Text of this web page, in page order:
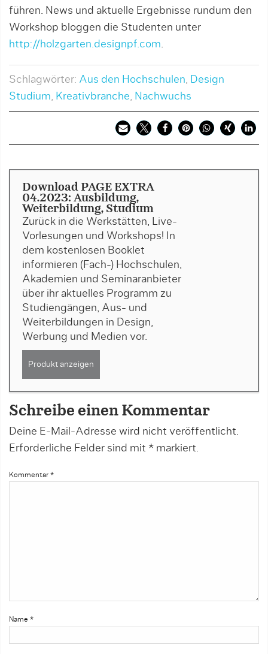
führen. News und aktuelle Ergebnisse rundum den
Workshop bloggen die Studenten unter
http://holzgarten.designpf.com.
Schlagwörter: Aus den Hochschulen, Design
Studium, Kreativbranche, Nachwuchs
Download PAGE EXTRA
04.2023: Ausbildung,
Weiterbildung, Studium
Zurück in die Werkstätten, Live-
Vorlesungen und Workshops! In
dem kostenlosen Booklet
informieren (Fach-) Hochschulen,
Akademien und Seminaranbieter
über ihr aktuelles Programm zu
Studiengängen, Aus- und
Weiterbildungen in Design,
Werbung und Medien vor.
Produkt anzeigen
Schreibe einen Kommentar
Deine E-Mail-Adresse wird nicht veröffentlicht.
Erforderliche Felder sind mit * markiert.
Kommentar *
Name *